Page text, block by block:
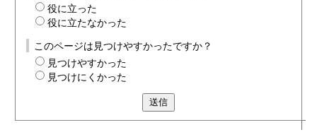
役に立った
役に立たなかった
このページは見つけやすかったですか？
見つけやすかった
見つけにくかった
送信